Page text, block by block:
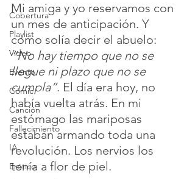
Cobertura
Playlist
Video
Evento
Cómic
Canción
Fallecimiento
IA
Erótico
Mi amiga y yo reservamos con
un mes de anticipación. Y
como solía decir el abuelo:
“No hay tiempo que no se
llegue ni plazo que no se
cumpla”. El día era hoy, no
había vuelta atrás. En mi
estómago las mariposas
estaban armando toda una
revolución. Los nervios los
tenía a flor de piel.